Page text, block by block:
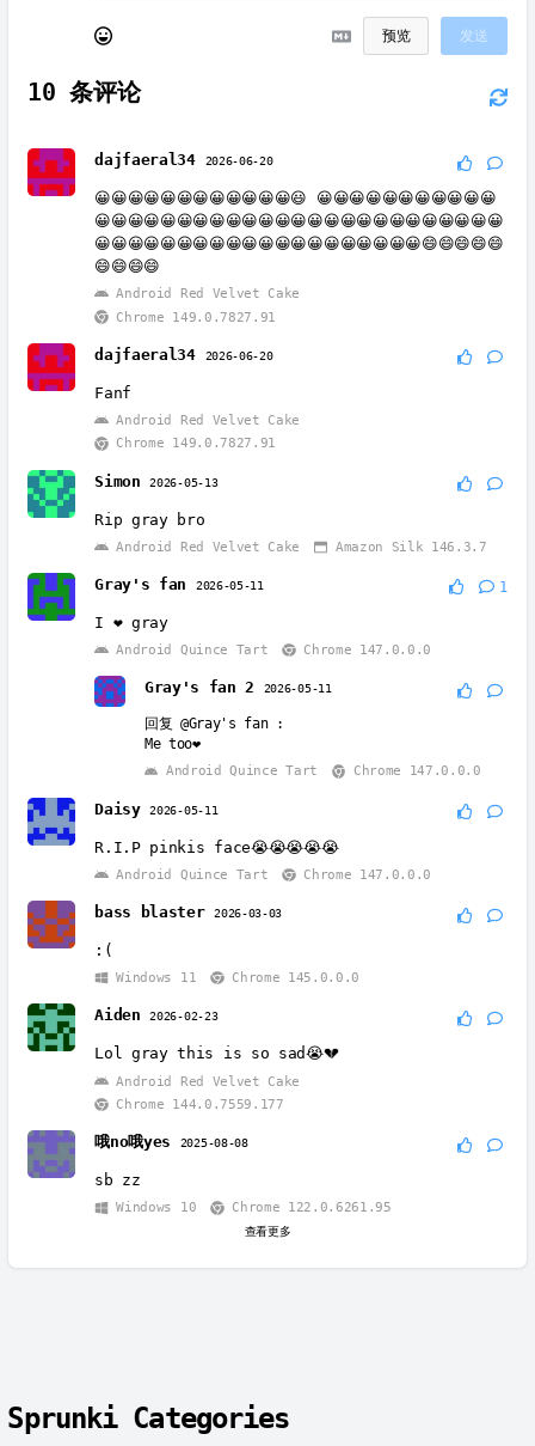
预览 发送
10 条评论
dajfaeral34 2026-06-20
😀😀😀😀😀😀😀😀😀😀😀😀😃 😀😀😀😀😀😀😀😀😀😀😀
😀😀😀😀😀😀😀😀😀😀😀😀😀😀😀😀😀😀😀😀😀😀😀😀😀
😀😀😀😀😀😀😀😀😀😀😀😀😀😀😀😀😀😀😀😀😄😄😄😄😄
😄😄😄😄
Android Red Velvet Cake
Chrome 149.0.7827.91
dajfaeral34 2026-06-20
Fanf
Android Red Velvet Cake
Chrome 149.0.7827.91
Simon 2026-05-13
Rip gray bro
Android Red Velvet Cake Amazon Silk 146.3.7
Gray's fan 2026-05-11 1
I ❤️ gray
Android Quince Tart Chrome 147.0.0.0
Gray's fan 2 2026-05-11
回复@Gray's fan:
Me too❤️
Android Quince Tart
Chrome 147.0.0.0
Daisy 2026-05-11
R.I.P pinkis face😭😭😭😭😭
Android Quince Tart Chrome 147.0.0.0
bass blaster 2026-03-03
:(
Windows 11 Chrome 145.0.0.0
Aiden 2026-02-23
Lol gray this is so sad😭💔
Android Red Velvet Cake
Chrome 144.0.7559.177
哦no哦yes 2025-08-08
sb zz
Windows 10 Chrome 122.0.6261.95
查看更多
Sprunki Categories